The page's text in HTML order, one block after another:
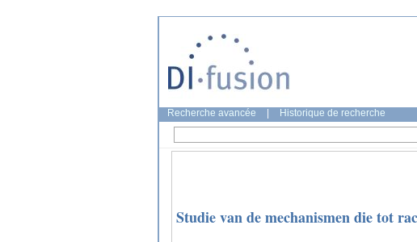
Recherche avancée Historique de recherche
Studie van de mechanismen die tot